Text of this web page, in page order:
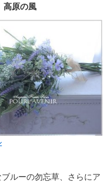
高原の風
ルーの勿忘草、さらにア